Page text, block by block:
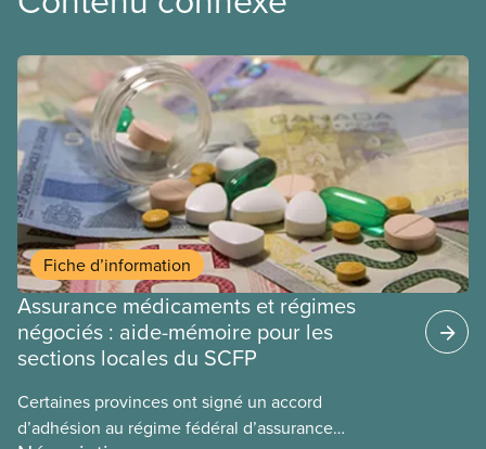
Fiche d’information
Assurance médicaments et régimes
négociés : aide-mémoire pour les
sections locales du SCFP
Certaines provinces ont signé un accord
d’adhésion au régime fédéral d’assurance